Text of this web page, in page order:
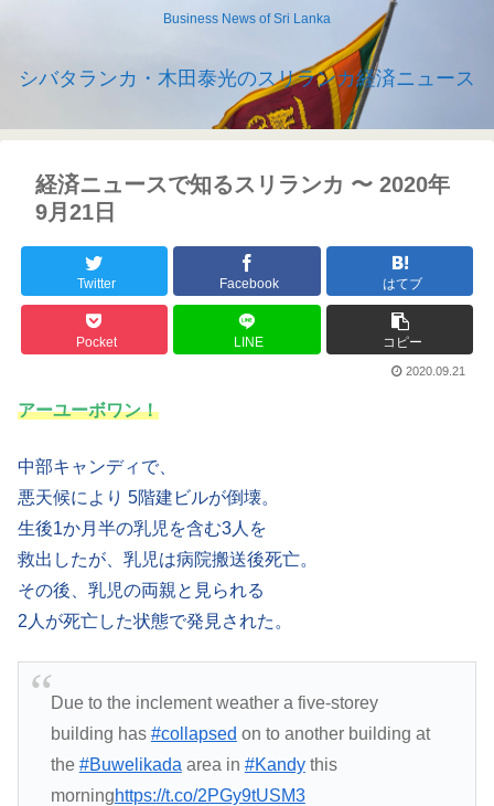
Business News of Sri Lanka
シバタランカ・木田泰光のスリランカ経済ニュース
経済ニュースで知るスリランカ 〜 2020年
9月21日
Twitter Facebook はてブ
Pocket LINE コピー
2020.09.21
アーユーボワン！
中部キャンディで、
悪天候により 5階建ビルが倒壊。
生後1か月半の乳児を含む3人を
救出したが、乳児は病院搬送後死亡。
その後、乳児の両親と見られる
2人が死亡した状態で発見された。
Due to the inclement weather a five-storey
building has #collapsed on to another building at
the #Buwelikada area in #Kandythis
morninghttps://t.co/2PGy9tUSM3